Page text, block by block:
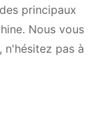
principaux
Nous vous
pas à